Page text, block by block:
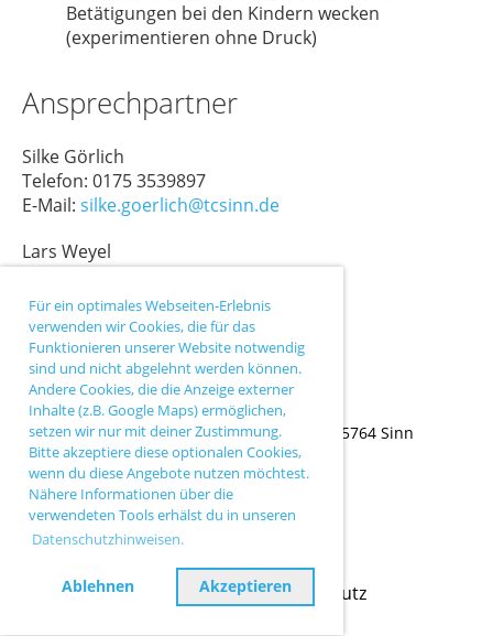
Für ein optimales Webseiten-Erlebnis
verwenden wir Cookies, die für das
Funktionieren unserer Website notwendig
sind und nicht abgelehnt werden können.
Andere Cookies, die die Anzeige externer
Inhalte (z.B. Google Maps) ermöglichen,
setzen wir nur mit deiner Zustimmung.
Bitte akzeptiere diese optionalen Cookies,
wenn du diese Angebote nutzen möchtest.
Nähere Informationen über die
verwendeten Tools erhälst du in unseren
Datenschutzhinweisen.
Ablehnen Akzeptieren
Betätigungen bei den Kindern wecken
(experimentieren ohne Druck)
Ansprechpartner
Silke Görlich
Telefon: 0175 3539897
E-Mail: silke.goerlich@tcsinn.de
Lars Weyel
E-Mail:lars.weyel@tcsinn.de
TC Sinn |Ballersbacher Weg 43 | 35764 Sinn
Impressum Datenschutz